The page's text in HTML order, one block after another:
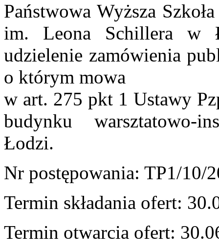
Państwowa Wyższa
im. Leona Schillera w
udzielenie zamówienia
o którym mowa
w art. 275 pkt 1 Ustawy
budynku warsztatowo-
Łodzi.
Nr postępowania: TP1/10/
Termin składania ofert:
Termin otwarcia ofert: